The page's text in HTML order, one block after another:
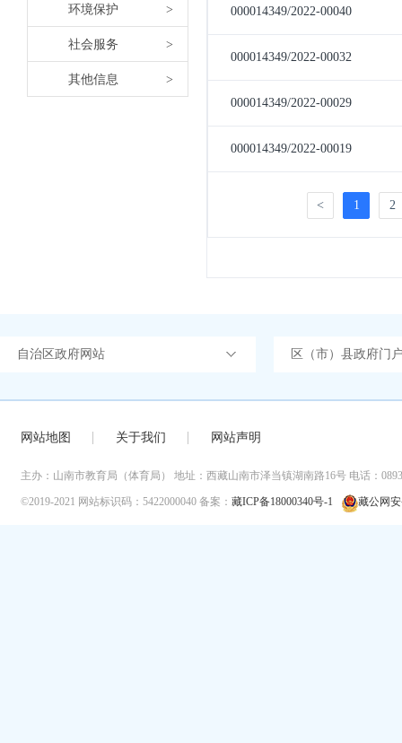
环境保护 >
社会服务 >
其他信息 >
自治区政府网站 区（市）县政府门
网站地图 关于我们 网站声明
主办：山南市教育局（体育局） 地址：西藏山南市泽当镇湖南路16号 电话：
©2019-2021 网站标识码：5422000040 备案： 藏ICP备18000340号-1 藏公网安